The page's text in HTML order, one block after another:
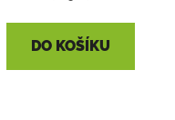
DO KOŠÍKU